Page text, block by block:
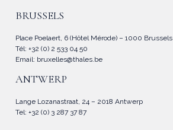
BRUSSELS
Place Poelaert, 6 (Hôtel Mérode) – 1000 Brussels
Tél: +32 (0) 2 533 04 50
Email: bruxelles@thales.be
ANTWERP
Lange Lozanastraat, 24 – 2018 Antwerp
Tel: +32 (0) 3 287 37 87